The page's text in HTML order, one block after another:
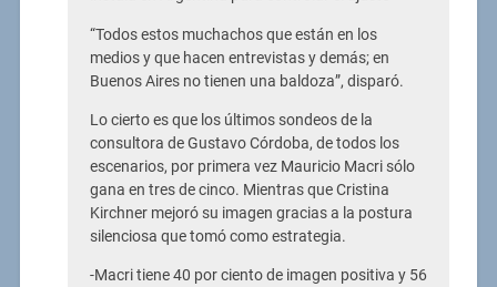
“Todos estos muchachos que están en los
medios y que hacen entrevistas y demás; en
Buenos Aires no tienen una baldoza”, disparó.
Lo cierto es que los últimos sondeos de la
consultora de Gustavo Córdoba, de todos los
escenarios, por primera vez Mauricio Macri sólo
gana en tres de cinco. Mientras que Cristina
Kirchner mejoró su imagen gracias a la postura
silenciosa que tomó como estrategia.
-Macri tiene 40 por ciento de imagen positiva y 56